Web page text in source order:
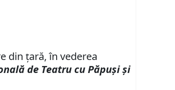
din ţară, în vederea
de Teatru cu Păpuşi şi